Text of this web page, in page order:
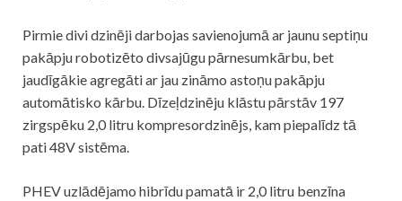
Pirmie divi dzinēji darbojas savienojumā ar jaunu septiņu
pakāpju robotizēto divsajūgu pārnesumkārbu, bet
jaudīgākie agregāti ar jau zināmo astoņu pakāpju
automātisko kārbu. Dīzeļdzinēju klāstu pārstāv 197
zirgspēku 2,0 litru kompresordzinējs, kam piepalīdz tā
pati 48V sistēma.
PHEV uzlādējamo hibrīdu pamatā ir 2,0 litru benzīna